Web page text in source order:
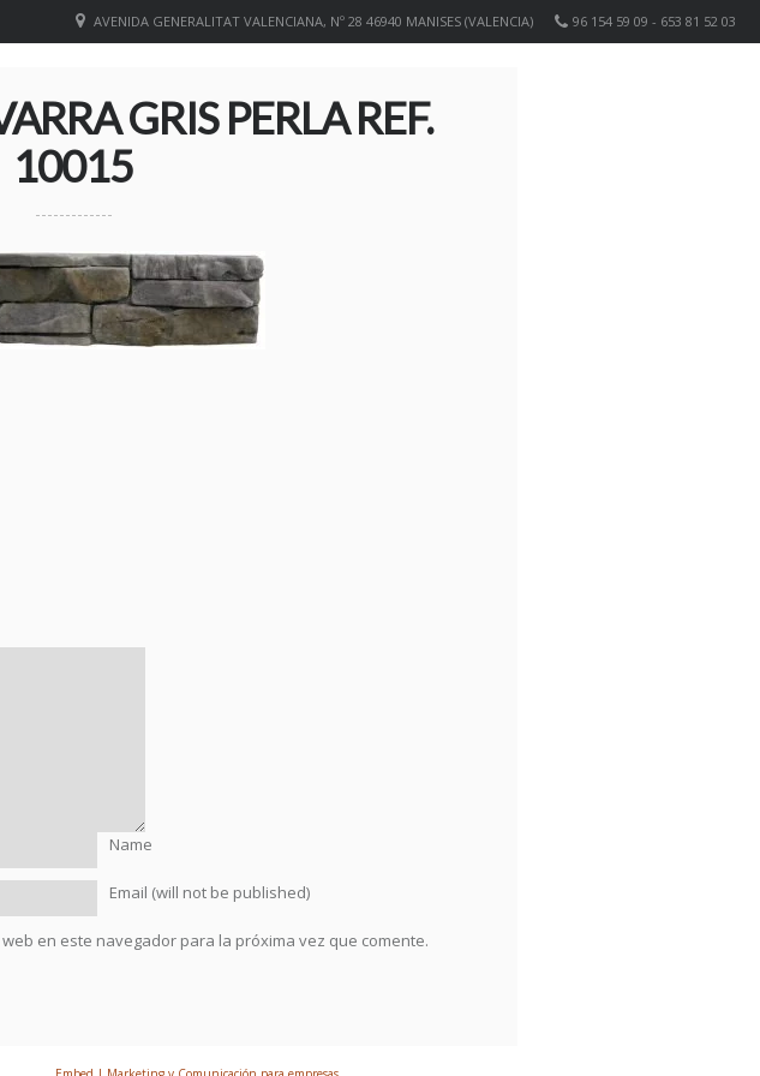
96 154 59 09 - 653 81 52 03
AVENIDA GENERALITAT VALENCIANA, Nº 28 46940 MANISES (VALENCIA)
GRIS PERLA REF.
10015
Name
Email (will not be published)
en este navegador para la próxima vez que comente.